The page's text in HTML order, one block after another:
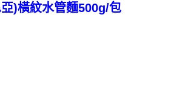
)橫紋水管麵500g/包